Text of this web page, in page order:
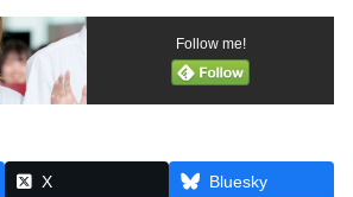
Follow me!
X
Bluesky